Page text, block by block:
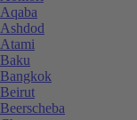
Aqaba
Ashdod
Atami
Baku
Bangkok
Beirut
Beerscheba